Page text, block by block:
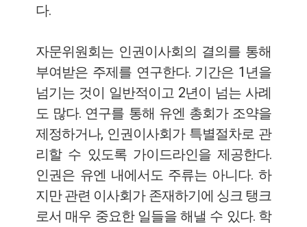
다.
자문위원회는 인권이사회의 결의를 통해
부여받은 주제를 연구한다. 기간은 1년을
넘기는 것이 일반적이고 2년이 넘는 사례
도 많다. 연구를 통해 유엔 총회가 조약을
제정하거나, 인권이사회가 특별절차로 관
리할 수 있도록 가이드라인을 제공한다.
인권은 유엔 내에서도 주류는 아니다. 하
지만 관련 이사회가 존재하기에 싱크 탱크
로서 매우 중요한 일들을 해낼 수 있다. 학